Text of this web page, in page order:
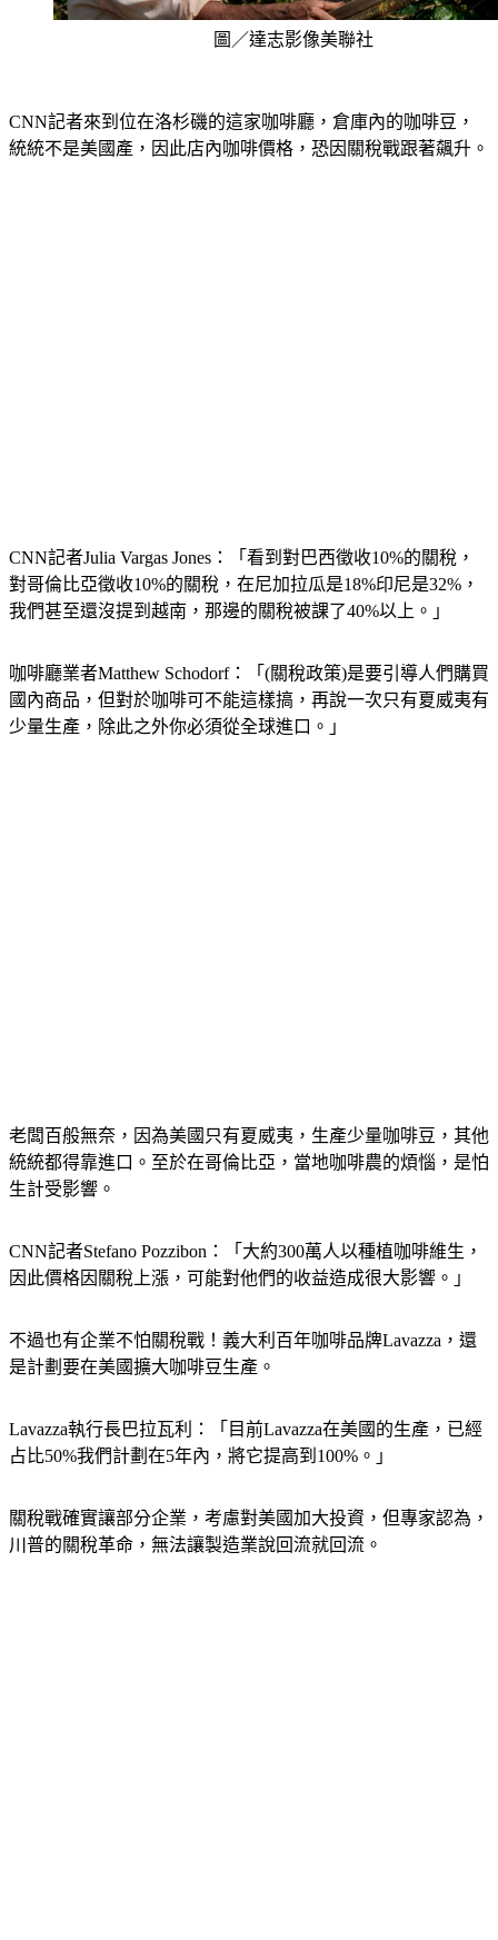
圖／達志影像美聯社
統統不是美國產，因此店內咖啡價格，恐因關稅戰跟著飆升。
對哥倫比亞徵收10%的關稅，在尼加拉瓜是18%印尼是32%，
我們甚至還沒提到越南，那邊的關稅被課了40%以上。」
國內商品，但對於咖啡可不能這樣搞，再說一次只有夏威夷有
少量生產，除此之外你必須從全球進口。」
統統都得靠進口。至於在哥倫比亞，當地咖啡農的煩惱，是怕
生計受影響。
因此價格因關稅上漲，可能對他們的收益造成很大影響。」
是計劃要在美國擴大咖啡豆生產。
占比50%我們計劃在5年內，將它提高到100%。」
川普的關稅革命，無法讓製造業說回流就回流。